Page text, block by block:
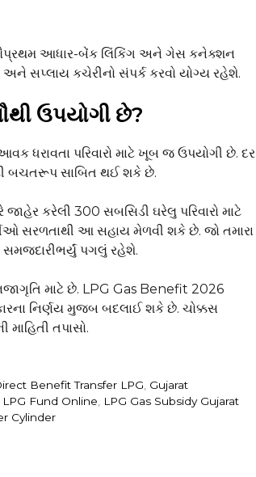
સૌપ્રથમ આધાર-બેંક લિંકિંગ અને ગેસ કનેક્શન
સપ્લાય કચેરીનો સંપર્ક કરવો યોગ્ય રહેશે.
ઉપયોગી છે?
ધરાવતા પરિવારો માટે ખૂબ જ ઉપયોગી છે. દર
બચતરૂપ સાબિત થઈ શકે છે.
કરેલી ₹300 સબસિડી ઘરેલુ પરિવારો માટે
સરળતાથી આ સહાય મેળવી શકે છે. જો તમારા
પગલું રહેશે.
માટે છે. LPG Gas Benefit 2026
નિર્ણય મુજબ બદલાઈ શકે છે. ચોક્કસ
તપાસો.
Benefit Transfer LPG Gujarat
LPG Fund Online
LPG Gas Subsidy Gujarat
Cylinder